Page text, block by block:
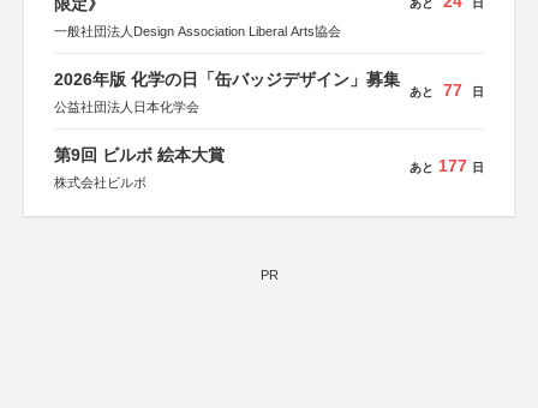
一般社団法人Design Association Liberal Arts協会
あと 日
2026年版 化学の日「缶バッジデザイン」募集
公益社団法人日本化学会
あと 77 日
第9回 ビルボ 絵本大賞
株式会社ビルボ
あと 177 日
PR